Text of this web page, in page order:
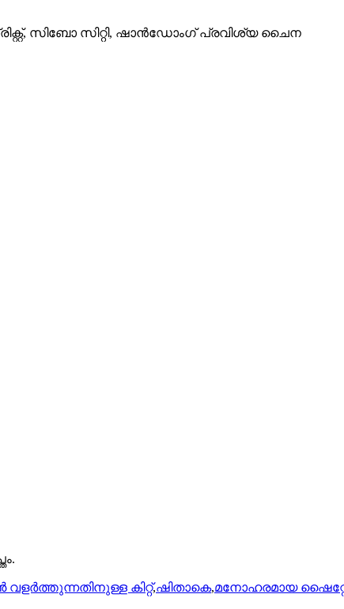
സിബോ സിറ്റി, ഷാൻഡോംഗ് പ്രവിശ്യ ചൈന
കിറ്റ്,ഷിതാകെ,മനോഹരമായ